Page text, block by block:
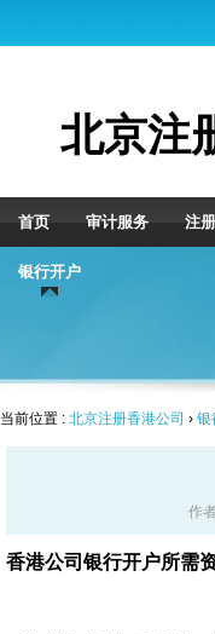
北京注
首页 审计服务 注
银行开户
当前位置 : 北京注册香港公司 › 银
作
香港公司银行开户所需